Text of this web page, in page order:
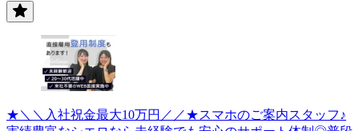
★＼＼入社祝金最大10万円／／★スマホのご案内スタッフ♪